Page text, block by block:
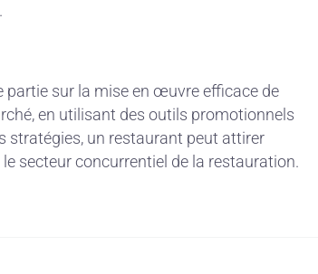
partie sur la mise en œuvre efficace de
en utilisant des outils promotionnels
stratégies, un restaurant peut attirer
secteur concurrentiel de la restauration.